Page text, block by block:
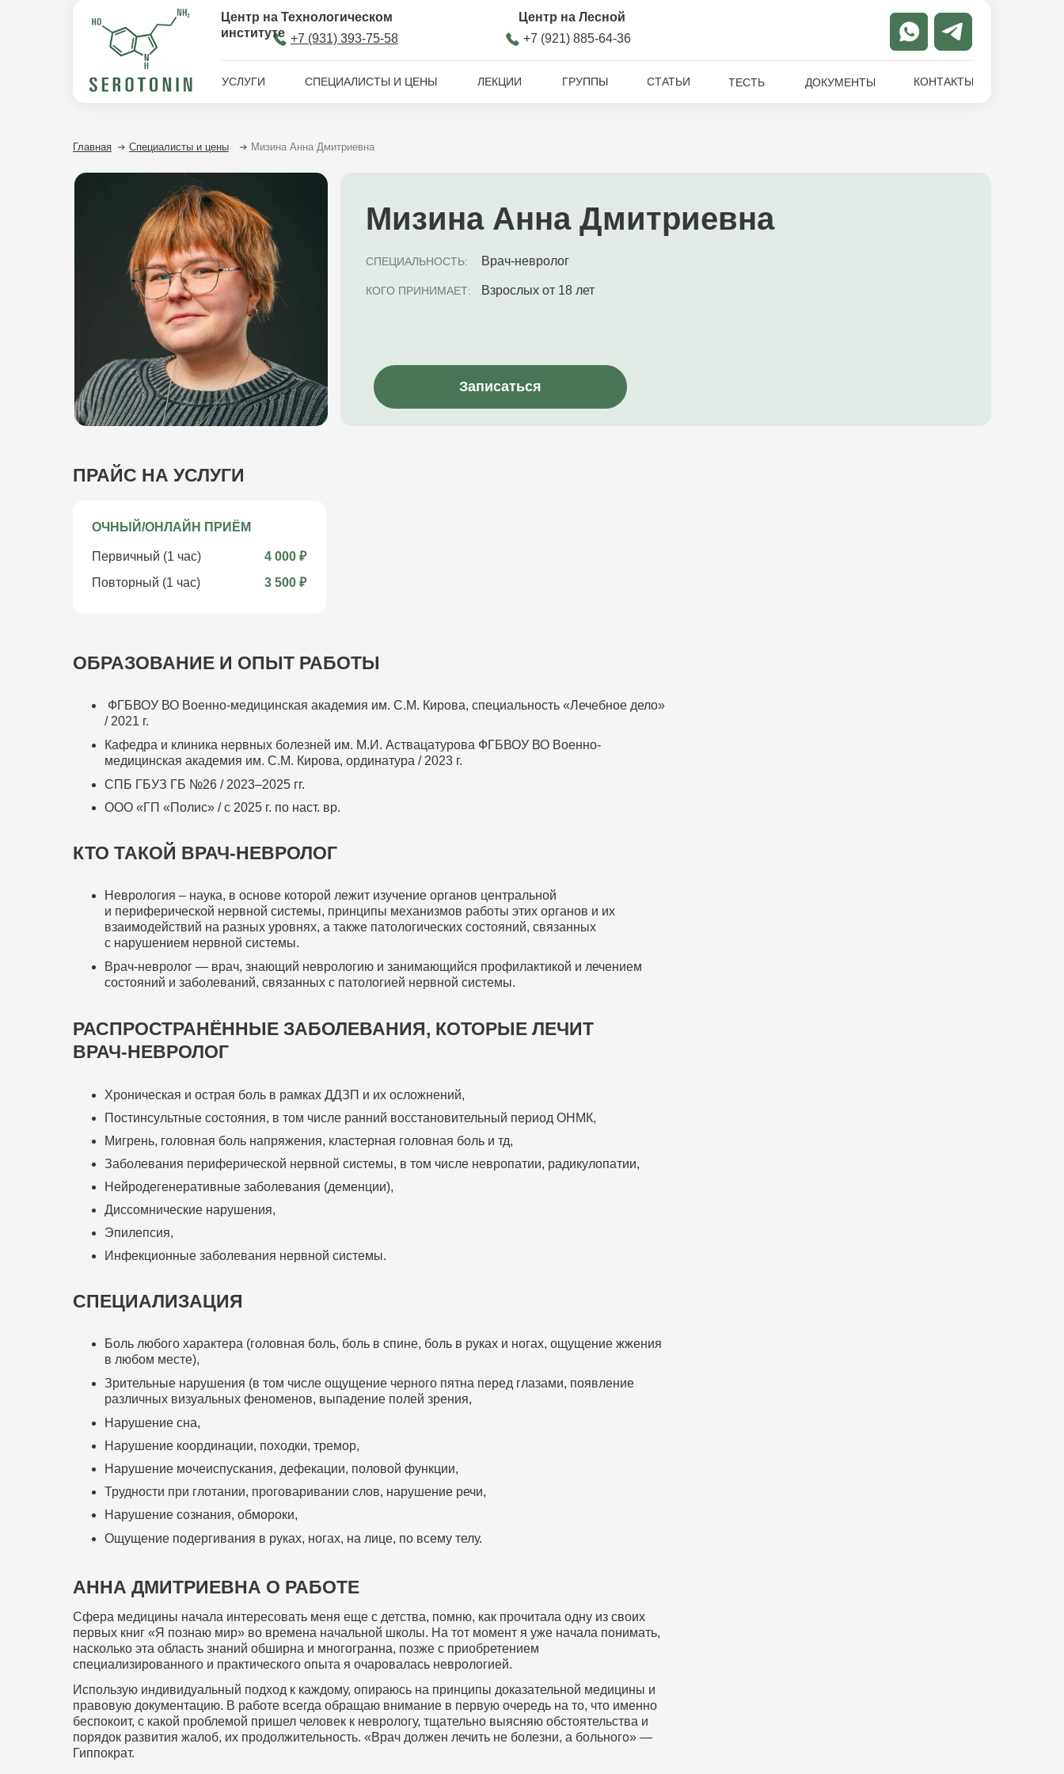
+7 (931) 393-75-58 +7 (921) 885-64-36
УСЛУГИ СПЕЦИАЛИСТЫ И ЦЕНЫ ЛЕКЦИИ СТАТЬИ ТЕСТЫ ДОКУМЕНТЫ КОНТАКТЫ
ГРУППЫ
Центр на Технологическом
институте
Центр на Лесной
Мизина Анна Дмитриевна
СПЕЦИАЛЬНОСТЬ: Врач-невролог
КОГО ПРИНИМАЕТ: Взрослых от 18 лет
Записаться
Главная Специалисты и цены Мизина Анна Дмитриевна
ОБРАЗОВАНИЕ И ОПЫТ РАБОТЫ
АННА ДМИТРИЕВНА О РАБОТЕ
ФГБВОУ ВО Военно-медицинская академия им. С.М. Кирова, специальность «Лечебное дело»
/ 2021 г.
Боль любого характера (головная боль, боль в спине, боль в руках и ногах, ощущение жжения
в любом месте),
Зрительные нарушения (в том числе ощущение черного пятна перед глазами, появление
различных визуальных феноменов, выпадение полей зрения,
Нарушение сна,
Нарушение координации, походки, тремор,
Трудности при глотании, проговаривании слов, нарушение речи,
Нарушение сознания, обмороки,
Ощущение подергивания в руках, ногах, на лице, по всему телу.
Нарушение мочеиспускания, дефекации, половой функции,
СПЕЦИАЛИЗАЦИЯ
Кафедра и клиника нервных болезней им. М.И. Аствацатурова ФГБВОУ ВО Военно-
медицинская академия им. С.М. Кирова, ординатура / 2023 г.
СПБ ГБУЗ ГБ №26 / 2023–2025 гг.
Сфера медицины начала интересовать меня еще с детства, помню, как прочитала одну из своих
первых книг «Я познаю мир» во времена начальной школы. На тот момент я уже начала понимать,
насколько эта область знаний обширна и многогранна, позже с приобретением
специализированного и практического опыта я очаровалась неврологией.
Использую индивидуальный подход к каждому, опираюсь на принципы доказательной медицины и
правовую документацию. В работе всегда обращаю внимание в первую очередь на то, что именно
беспокоит, с какой проблемой пришел человек к неврологу, тщательно выясняю обстоятельства и
порядок развития жалоб, их продолжительность. «Врач должен лечить не болезни, а больного» —
Гиппократ.
ООО «ГП «Полис» / с 2025 г. по наст. вр.
КТО ТАКОЙ ВРАЧ-НЕВРОЛОГ
Неврология – наука, в основе которой лежит изучение органов центральной
и периферической нервной системы, принципы механизмов работы этих органов и их
взаимодействий на разных уровнях, а также патологических состояний, связанных
с нарушением нервной системы.
Врач-невролог — врач, знающий неврологию и занимающийся профилактикой и лечением
состояний и заболеваний, связанных с патологией нервной системы.
РАСПРОСТРАНЁННЫЕ ЗАБОЛЕВАНИЯ, КОТОРЫЕ ЛЕЧИТ
ВРАЧ-НЕВРОЛОГ
Хроническая и острая боль в рамках ДДЗП и их осложнений,
Постинсультные состояния, в том числе ранний восстановительный период ОНМК,
Мигрень, головная боль напряжения, кластерная головная боль и тд,
Заболевания периферической нервной системы, в том числе невропатии, радикулопатии,
Нейродегенеративные заболевания (деменции),
Диссомнические нарушения,
Эпилепсия,
Инфекционные заболевания нервной системы.
ПРАЙС НА УСЛУГИ
ОЧНЫЙ/ОНЛАЙН ПРИЁМ
Первичный (1 час)
Повторный (1 час)
4 000 ₽
3 500 ₽